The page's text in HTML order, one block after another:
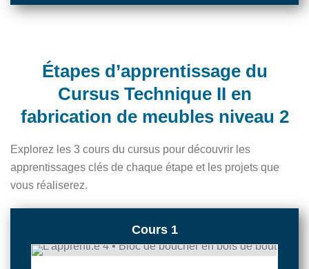
Étapes d’apprentissage du
Cursus Technique II en
fabrication de meubles niveau 2
Explorez les 3 cours du cursus pour découvrir les
apprentissages clés de chaque étape et les projets que
vous réaliserez.
Cours 1